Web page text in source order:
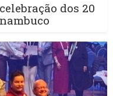
dos 20